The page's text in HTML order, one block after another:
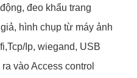
đeo khẩu trang
hình chụp từ máy ảnh
Ip, wiegand, USB
vào Access control